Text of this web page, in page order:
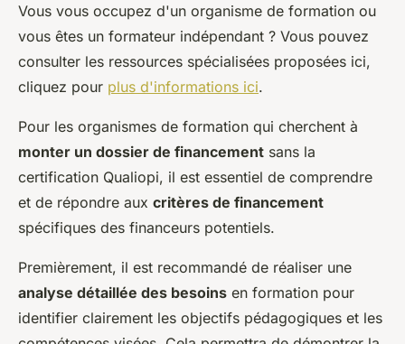
Vous vous occupez d'un organisme de formation ou
vous êtes un formateur indépendant ? Vous pouvez
consulter les ressources spécialisées proposées ici,
cliquez pour plus d'informations ici.
Pour les organismes de formation qui cherchent à
monter un dossier de financement sans la
certification Qualiopi, il est essentiel de comprendre
et de répondre aux critères de financement
spécifiques des financeurs potentiels.
Premièrement, il est recommandé de réaliser une
analyse détaillée des besoins en formation pour
identifier clairement les objectifs pédagogiques et les